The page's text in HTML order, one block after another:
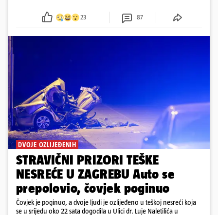
23 87
DVOJE OZLIJEĐENIH
STRAVIČNI PRIZORI TEŠKE
NESREĆE U ZAGREBU Auto se
prepolovio, čovjek poginuo
Čovjek je poginuo, a dvoje ljudi je ozlijeđeno u teškoj nesreći koja
se u srijedu oko 22 sata dogodila u Ulici dr. Luje Naletilića u